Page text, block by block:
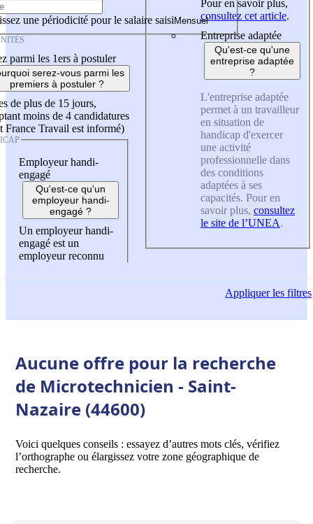
une périodicité pour le salaire saisi
parmi les 1ers à postuler
serez-vous parmi les
premiers à postuler ?
de plus de 15 jours,
moins de 4 candidatures
France Travail est informé)
Employeur handi-
engagé
Qu'est-ce qu'un
employeur handi-
engagé ?
Un employeur handi-
engagé est un
employeur reconnu
Pour en savoir plus,
consultez cet article.
Entreprise adaptée
Qu'est-ce qu'une
entreprise adaptée
?
L'entreprise adaptée
permet à un travailleur
en situation de
handicap d'exercer
une activité
professionnelle dans
des conditions
adaptées à ses
capacités. Pour en
savoir plus, consultez
le site de l’UNEA.
Appliquerles filtres
Aucune offre pour la recherche
de Microtechnicien - Saint-
Nazaire (44600)
Voici quelques conseils : essayez d’autres mots clés, vérifiez
l’orthographe ou élargissez votre zone géographique de
recherche.